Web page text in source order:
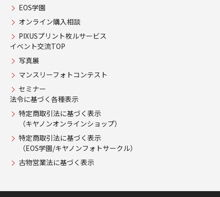
EOS学園
オンライン購入相談
PIXUSプリント枚ルサービス
イベント交流TOP
写真展
マンスリーフォトコンテスト
セミナー
法令に基づく各種表示
特定商取引法に基づく表示
（キヤノンオンラインショップ）
特定商取引法に基づく表示
（EOS学園/キヤノンフォトサークル）
古物営業法に基づく表示